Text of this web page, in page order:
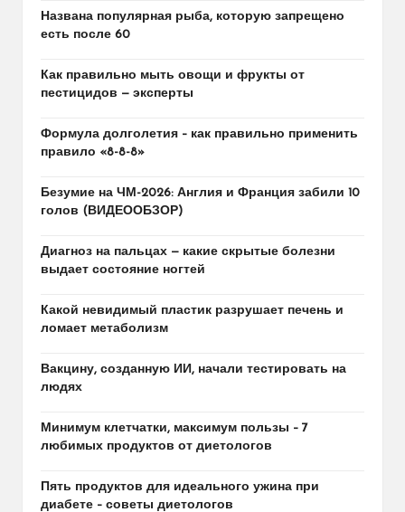
Названа популярная рыба, которую запрещено
есть после 60
Как правильно мыть овощи и фрукты от
пестицидов — эксперты
Формула долголетия – как правильно применить
правило «8-8-8»
Безумие на ЧМ-2026: Англия и Франция забили 10
голов (ВИДЕООБЗОР)
Диагноз на пальцах — какие скрытые болезни
выдает состояние ногтей
Какой невидимый пластик разрушает печень и
ломает метаболизм
Вакцину, созданную ИИ, начали тестировать на
людях
Минимум клетчатки, максимум пользы – 7
любимых продуктов от диетологов
Пять продуктов для идеального ужина при
диабете – советы диетологов